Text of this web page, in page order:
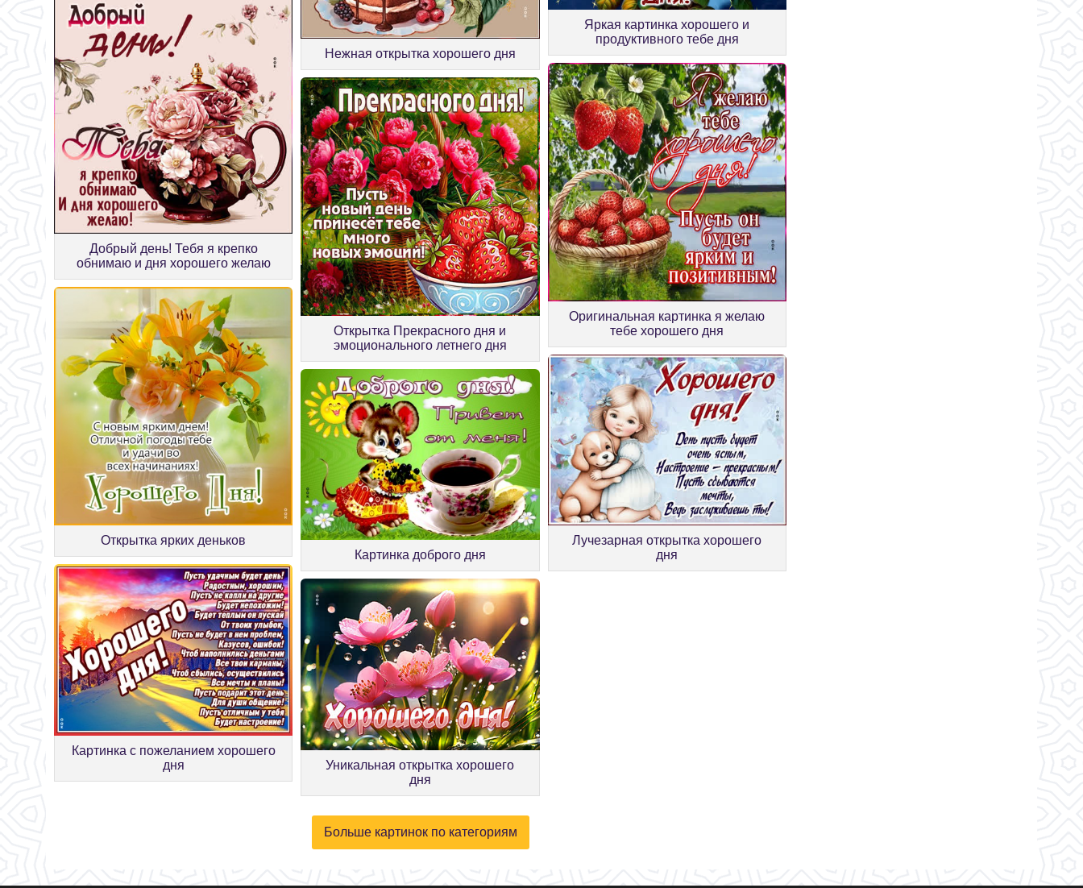
Нежная открытка хорошего дня
Яркая картинка хорошего и
продуктивного тебе дня
Добрый день! Тебя я крепко
обнимаю и дня хорошего желаю
Открытка Прекрасного дня и
эмоционального летнего дня
Оригинальная картинка я желаю
тебе хорошего дня
Открытка ярких деньков
Картинка доброго дня
Лучезарная открытка хорошего
дня
Картинка с пожеланием хорошего
дня
Уникальная открытка хорошего
дня
Больше картинок по категориям